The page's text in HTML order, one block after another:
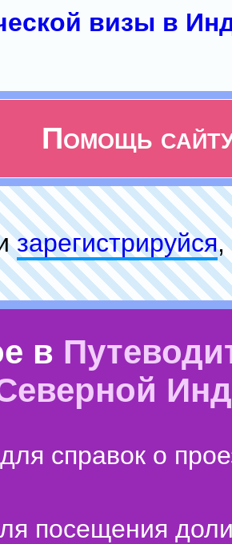
визы в
Помощь
зарeгиcтpируйся,
в
справок о
посещения